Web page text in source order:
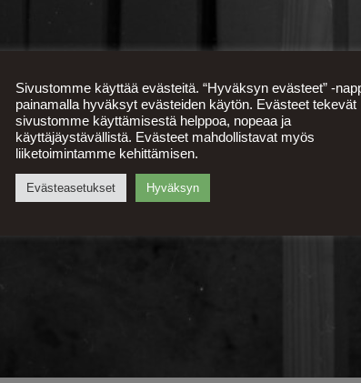
Sivustomme käyttää evästeitä. “Hyväksyn evästeet” -
painamalla hyväksyt evästeiden käytön. Evästeet tekevät
sivustomme käyttämisestä helppoa, nopeaa ja
käyttäjäystävällistä. Evästeet mahdollistavat myös
liiketoimintamme kehittämisen.
Evästeasetukset Hyväksyn